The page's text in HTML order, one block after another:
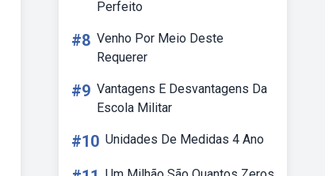
Perfeito
#8 Venho Por Meio Deste
Requerer
#9 Vantagens E Desvantagens Da
Escola Militar
#10 Unidades De Medidas 4 Ano